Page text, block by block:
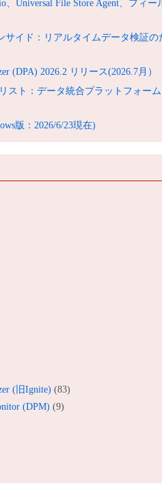
、Universal File Store Agent、フィー
サイド：リアルタイムデータ検証の
(DPA) 2026.2 リリース(2026.7月）
スト：データ統合プラットフォーム
版：2026/6/23現在)
(旧Ignite) (83)
(DPM) (9)